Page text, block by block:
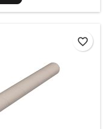
favorite_border